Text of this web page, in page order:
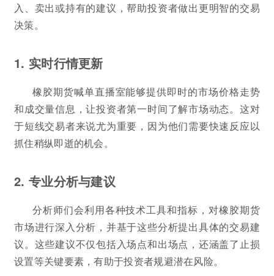
入、卖出或持有的建议，帮助投资者做出更明智的交易
决策。
1. 实时行情更新
橡胶期货喊单直播室能够提供即时的市场价格走势
和成交量信息，让投资者第一时间了解市场动态。这对
于短线交易者来说尤为重要，因为他们需要快速反应以
抓住稍纵即逝的机会。
2. 专业分析与建议
分析师们会利用各种技术工具和指标，对橡胶期货
市场进行深入分析，并基于这些分析提出具体的交易建
议。这些建议不仅包括入场点和出场点，还涵盖了止损
设置等关键要素，有助于投资者规避潜在风险。